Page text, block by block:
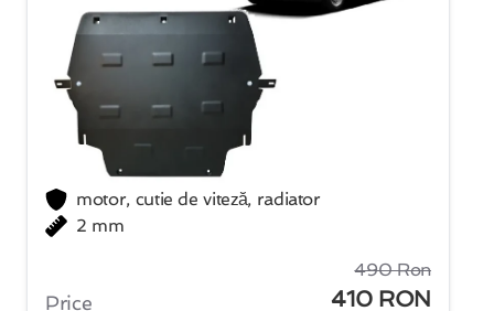
motor, cutie de viteză, radiator
2 mm
Price
490 Ron
410 RON